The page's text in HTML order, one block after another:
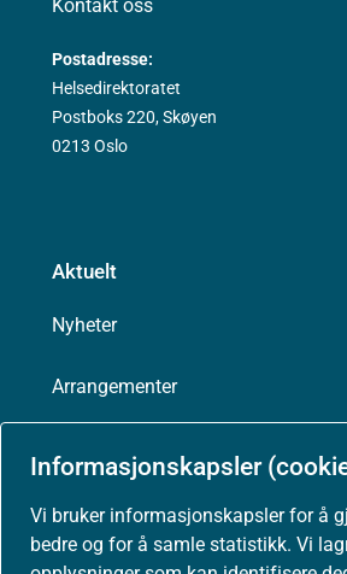
Informasjonskapsler
Vi bruker informasjonskapsler for å
bedre og for å samle statistikk. Vi
Kontakt oss
Postadresse:
Helsedirektoratet
Postboks 220, Skøyen
0213 Oslo
Aktuelt
Nyheter
Arrangementer
Presse